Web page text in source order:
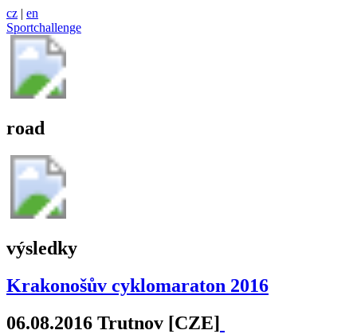
cz | en
Sportchallenge
road
výsledky
Krakonošův cyklomaraton 2016
06.08.2016 Trutnov [CZE]